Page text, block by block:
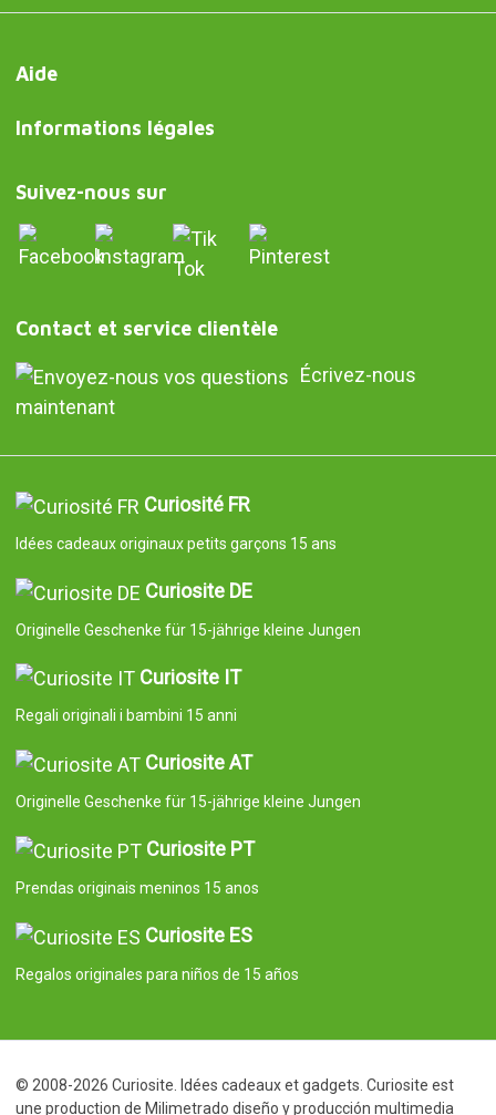
Aide
Informations légales
Suivez-nous sur
Contact et service clientèle
Écrivez-nous
maintenant
Curiosité FR
Idées cadeaux originaux petits garçons 15 ans
Curiosite DE
Originelle Geschenke für 15-jährige kleine Jungen
Curiosite IT
Regali originali i bambini 15 anni
Curiosite AT
Originelle Geschenke für 15-jährige kleine Jungen
Curiosite PT
Prendas originais meninos 15 anos
Curiosite ES
Regalos originales para niños de 15 años
© 2008-2026 Curiosite. Idées cadeaux et gadgets. Curiosite est
une production de Milimetrado diseño y producción multimedia